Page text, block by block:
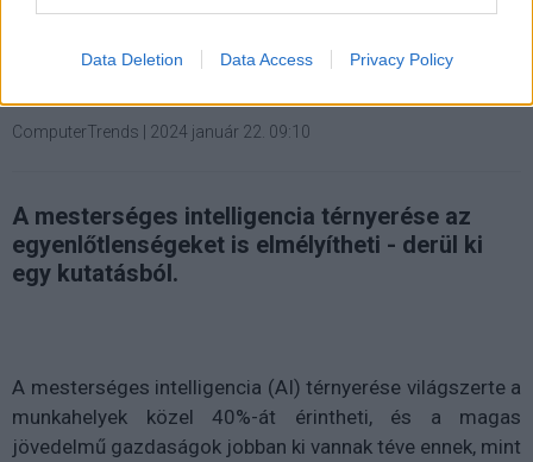
Data Deletion Data Access Privacy Policy
világszerte veszélyezteti a
munkahelyeket - IMF
ComputerTrends 2024 január 22. 09:10
A mesterséges intelligencia térnyerése az
egyenlőtlenségeket is elmélyítheti - derül ki
egy kutatásból.
A mesterséges intelligencia (AI) térnyerése világszerte a
munkahelyek közel 40%-át érintheti, és a magas
jövedelmű gazdaságok jobban ki vannak téve ennek, mint